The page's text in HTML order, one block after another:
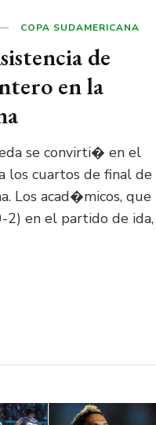
COPA SUDAMERICANA
de
en la
se convirti� en el
los cuartos de final de
Los acad�micos, que
2) en el partido de ida,